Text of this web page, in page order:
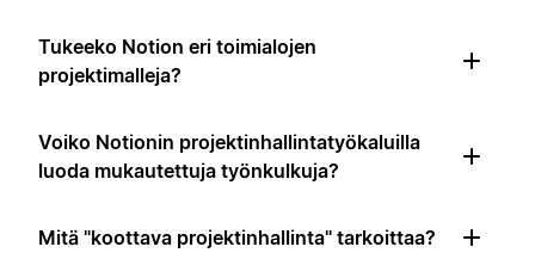
Tukeeko Notion eri toimialojen
projektimalleja?
Voiko Notionin projektinhallintatyökaluilla
luoda mukautettuja työnkulkuja?
Mitä "koottava projektinhallinta" tarkoittaa?